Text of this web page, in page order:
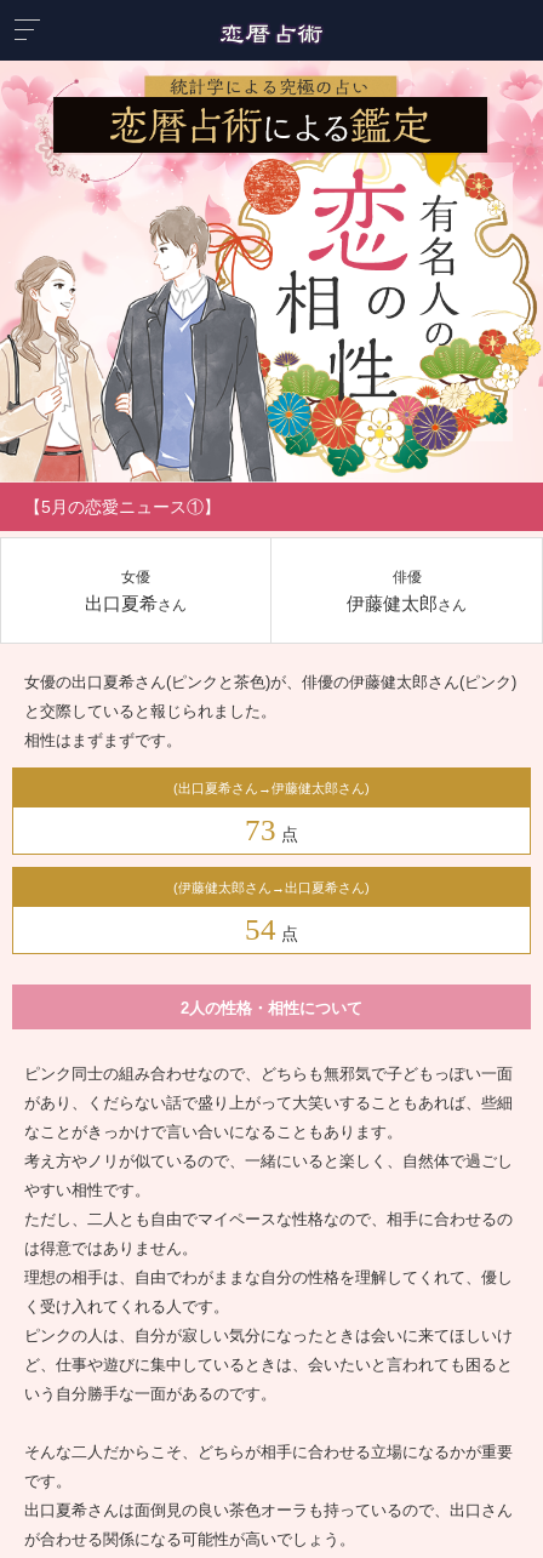
【5月の恋愛ニュース①】
女優
出口夏希さん
俳優
伊藤健太郎さん
女優の出口夏希さん(ピンクと茶色)が、俳優の伊藤健太郎さん(ピンク)
と交際していると報じられました。
相性はまずまずです。
(出口夏希さん→伊藤健太郎さん)
73 点
(伊藤健太郎さん→出口夏希さん)
54 点
2人の性格・相性について
ピンク同士の組み合わせなので、どちらも無邪気で子どもっぽい一面
があり、くだらない話で盛り上がって大笑いすることもあれば、些細
なことがきっかけで言い合いになることもあります。
考え方やノリが似ているので、一緒にいると楽しく、自然体で過ごし
やすい相性です。
ただし、二人とも自由でマイペースな性格なので、相手に合わせるの
は得意ではありません。
理想の相手は、自由でわがままな自分の性格を理解してくれて、優し
く受け入れてくれる人です。
ピンクの人は、自分が寂しい気分になったときは会いに来てほしいけ
ど、仕事や遊びに集中しているときは、会いたいと言われても困ると
いう自分勝手な一面があるのです。
そんな二人だからこそ、どちらが相手に合わせる立場になるかが重要
です。
出口夏希さんは面倒見の良い茶色オーラも持っているので、出口さん
が合わせる関係になる可能性が高いでしょう。